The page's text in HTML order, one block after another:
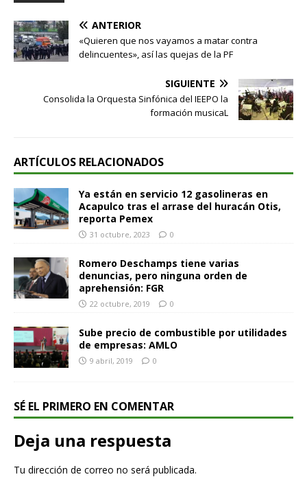
ANTERIOR
«Quieren que nos vayamos a matar contra
delincuentes», así las quejas de la PF
SIGUIENTE
Consolida la Orquesta Sinfónica del IEEPO la
formación musicaL
ARTÍCULOS RELACIONADOS
Ya están en servicio 12 gasolineras en
Acapulco tras el arrase del huracán Otis,
reporta Pemex
31 octubre, 2023 0
Romero Deschamps tiene varias
denuncias, pero ninguna orden de
aprehensión: FGR
22 octubre, 2019 0
Sube precio de combustible por utilidades
de empresas: AMLO
9 abril, 2019 0
SÉ EL PRIMERO EN COMENTAR
Deja una respuesta
Tu dirección de correo no será publicada.